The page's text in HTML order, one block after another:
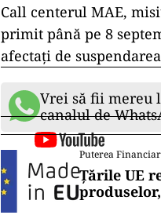
Call centerul MAE,
primit până pe 8
afectaţi de
Vrei să fii mereu
canalul de
Puterea
Țările UE